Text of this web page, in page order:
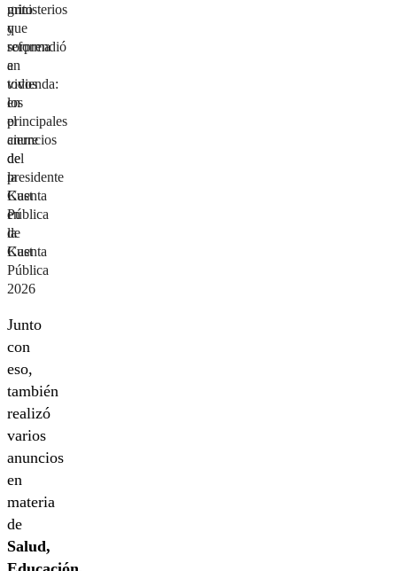
grito
que
sorprendió
a
todos
en
el
cierre
de
la
Cuenta
Pública
de
Kast
ministerios
y
reforma
en
vivienda:
los
principales
anuncios
del
presidente
Kast
en
la
Cuenta
Pública
2026
Junto
con
eso,
también
realizó
varios
anuncios
en
materia
de
Salud,